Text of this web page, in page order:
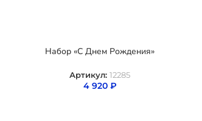
Набор «С Днем Рождения»
Артикул: 12285
4 920 ₽